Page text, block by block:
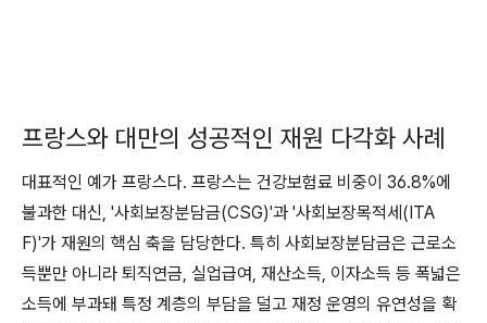
프랑스와 대만의 성공적인 재원 다각화 사례
대표적인 예가 프랑스다. 프랑스는 건강보험료 비중이 36.8%에
불과한 대신, '사회보장분담금(CSG)'과 '사회보장목적세(ITA
F)'가 재원의 핵심 축을 담당한다. 특히 사회보장분담금은 근로소
득뿐만 아니라 퇴직연금, 실업급여, 재산소득, 이자소득 등 폭넓은
소득에 부과돼 특정 계층의 부담을 덜고 재정 운영의 유연성을 확